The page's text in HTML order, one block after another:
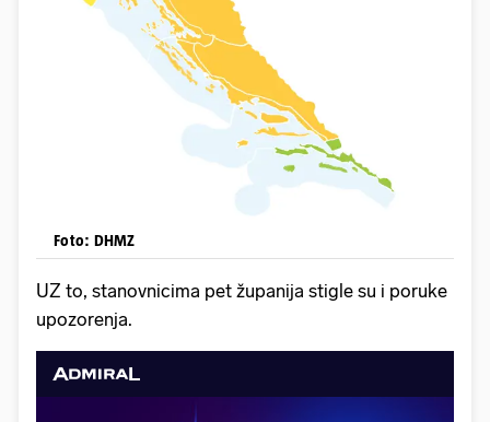
Foto: DHMZ
UZ to, stanovnicima pet županija stigle su i poruke
upozorenja.